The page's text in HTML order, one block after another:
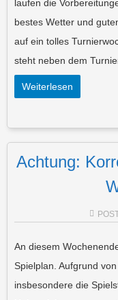
laufen die
bestes Wetter und
auf ein tolles
steht neben dem
Weiterlesen
Achtung:
An diesem
Spielplan. Aufgrund
insbesondere die